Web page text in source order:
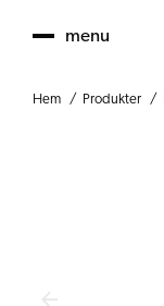
menu
Hem Produkter